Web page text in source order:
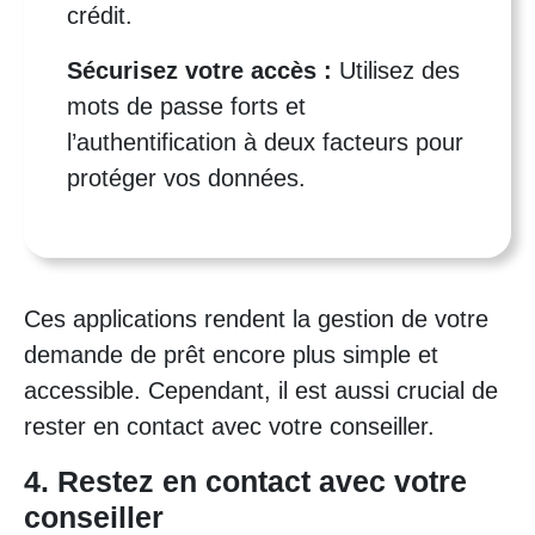
crédit.
Sécurisez votre accès : Utilisez des
mots de passe forts et
l’authentification à deux facteurs pour
protéger vos données.
Ces applications rendent la gestion de votre
demande de prêt encore plus simple et
accessible. Cependant, il est aussi crucial de
rester en contact avec votre conseiller.
4. Restez en contact avec votre
conseiller